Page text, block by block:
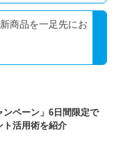
商品を一足先にお
ンペーン」6日間限定で
ト活用術を紹介